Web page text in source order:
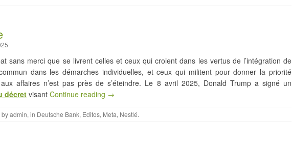
sans merci que se livrent celles et ceux qui croient dans les vertus de l’intégration de
dans les démarches individuelles, et ceux qui militent pour donner la priorité
affaires n’est pas près de s’éteindre. Le 8 avril 2025, Donald Trump a signé un
décretvisant Continue reading →
byadmin, in Deutsche Bank, Editos, Meta, Nestlé.